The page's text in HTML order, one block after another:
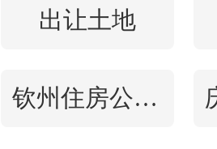
多。至于调试
度，非常方便。
出让土地
钦州住房公积金查询